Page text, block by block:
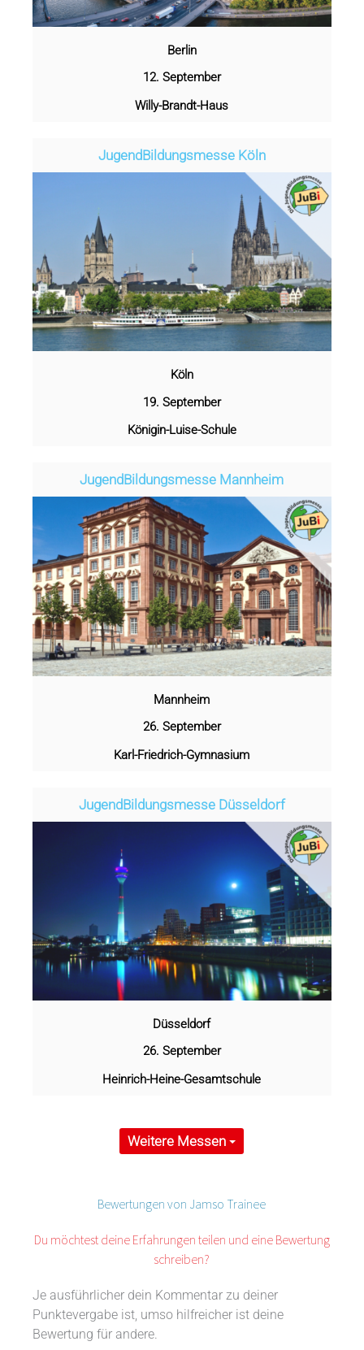
Berlin
12. September
Willy-Brandt-Haus
Jugend­­­­­Bildungsmess­e Köln
Köln
19. September
Königin-Luise-Schule
Jugend­­­­­Bildungsmess­e Mannheim
Mannheim
26. September
Karl-Friedrich-Gymnasium
Jugend­­­­­Bildungsmess­e Düsseldorf
Düsseldorf
26. September
Heinrich-Heine-Gesamtschule
Weitere Messen
Bewertungen von Jamso Trainee
Du möchtest deine Erfahrungen teilen und eine Bewertung
schreiben?
Je ausführlicher dein Kommentar zu deiner
Punktevergabe ist, umso hilfreicher ist deine
Bewertung für andere.